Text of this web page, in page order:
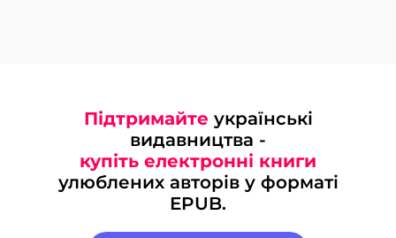
Підтримайте українські
видавництва -
купіть електронні книги
улюблених авторів у форматі
EPUB.